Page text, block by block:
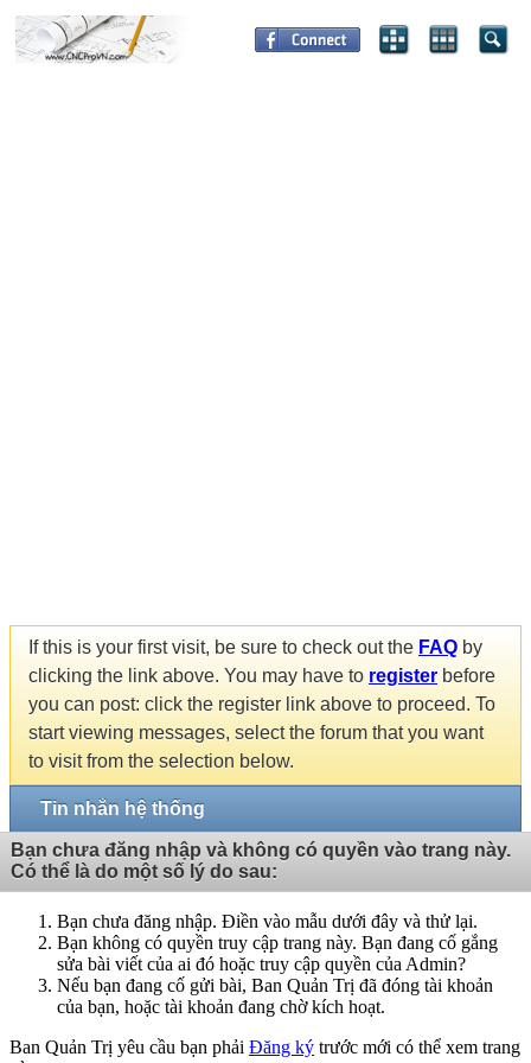
If this is your first visit, be sure to check out the FAQ by
clicking the link above. You may have to register before
you can post: click the register link above to proceed. To
start viewing messages, select the forum that you want
to visit from the selection below.
Tin nhắn hệ thống
Bạn chưa đăng nhập và không có quyền vào trang này.
Có thể là do một số lý do sau:
Bạn chưa đăng nhập. Điền vào mẫu dưới đây và thử lại.
Bạn không có quyền truy cập trang này. Bạn đang cố gắng
sửa bài viết của ai đó hoặc truy cập quyền của Admin?
Nếu bạn đang cố gửi bài, Ban Quản Trị đã đóng tài khoản
của bạn, hoặc tài khoản đang chờ kích hoạt.
Ban Quản Trị yêu cầu bạn phải Đăng ký trước mới có thể xem trang